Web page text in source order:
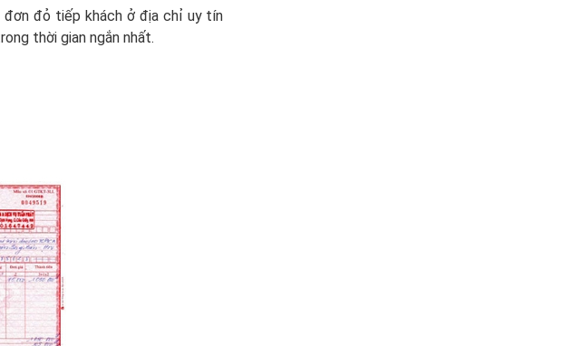
đơn đỏ tiếp khách ở địa chỉ uy tín
thời gian ngắn nhất.